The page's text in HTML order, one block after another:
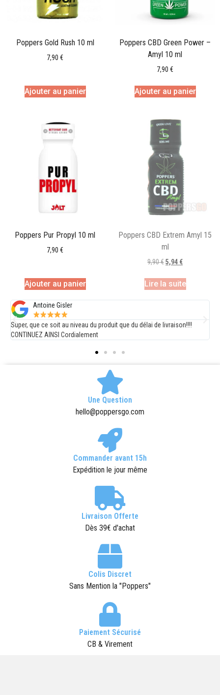
Poppers Gold Rush 10 ml
7,90 €
Ajouter au panier
Poppers CBD Green Power –
Amyl 10 ml
7,90 €
Ajouter au panier
Poppers CBD Extrem Amyl 15
ml
9,90€5,94 €
Lire la suite
Poppers Pur Propyl 10 ml
7,90 €
Ajouter au panier
Steph V
société sérieuse, livraison rapide et produits satisfaisants. Je
conseille.
Une Question
hello@poppersgo.com
Commander avant 15h
Expédition le jour même
Livraison Offerte
Dès 39€ d'achat
Colis Discret
Sans Mention la "Poppers"
Paiement Sécurisé
CB & Virement